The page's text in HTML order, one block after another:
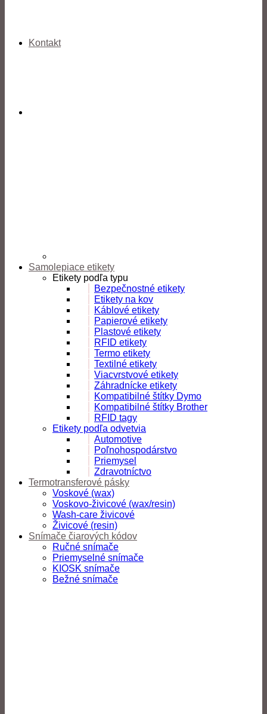
Kontakt
Samolepiace etikety
Etikety podľa typu
Bezpečnostné etikety
Etikety na kov
Káblové etikety
Papierové etikety
Plastové etikety
RFID etikety
Termo etikety
Textilné etikety
Viacvrstvové etikety
Záhradnícke etikety
Kompatibilné štítky Dymo
Kompatibilné štítky Brother
RFID tagy
Etikety podľa odvetvia
Automotive
Poľnohospodárstvo
Priemysel
Zdravotníctvo
Termotransferové pásky
Voskové (wax)
Voskovo-živicové (wax/resin)
Wash-care živicové
Živicové (resin)
Snímače čiarových kódov
Ručné snímače
Priemyselné snímače
KIOSK snímače
Bežné snímače